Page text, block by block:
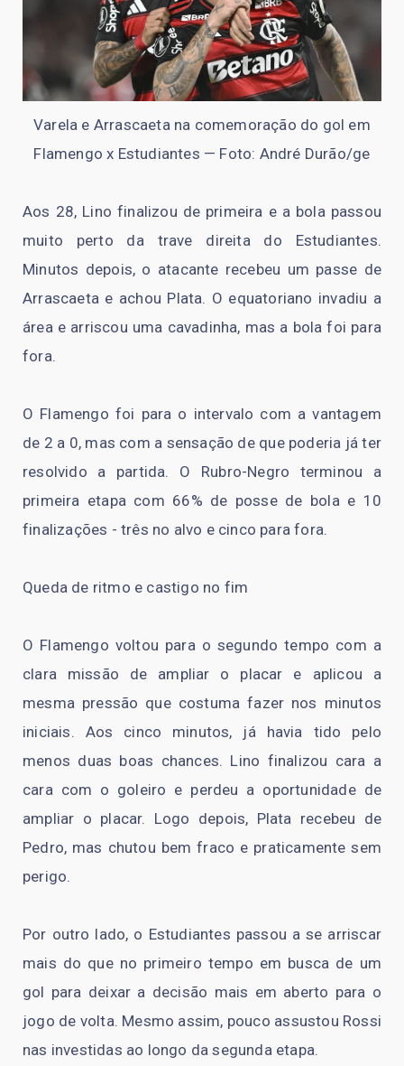
Varela e Arrascaeta na comemoração do gol em
Flamengo x Estudiantes — Foto: André Durão/ge
Aos 28, Lino finalizou de primeira e a bola passou
muito perto da trave direita do Estudiantes.
Minutos depois, o atacante recebeu um passe de
Arrascaeta e achou Plata. O equatoriano invadiu a
área e arriscou uma cavadinha, mas a bola foi para
fora.
O Flamengo foi para o intervalo com a vantagem
de 2 a 0, mas com a sensação de que poderia já ter
resolvido a partida. O Rubro-Negro terminou a
primeira etapa com 66% de posse de bola e 10
finalizações - três no alvo e cinco para fora.
Queda de ritmo e castigo no fim
O Flamengo voltou para o segundo tempo com a
clara missão de ampliar o placar e aplicou a
mesma pressão que costuma fazer nos minutos
iniciais. Aos cinco minutos, já havia tido pelo
menos duas boas chances. Lino finalizou cara a
cara com o goleiro e perdeu a oportunidade de
ampliar o placar. Logo depois, Plata recebeu de
Pedro, mas chutou bem fraco e praticamente sem
perigo.
Por outro lado, o Estudiantes passou a se arriscar
mais do que no primeiro tempo em busca de um
gol para deixar a decisão mais em aberto para o
jogo de volta. Mesmo assim, pouco assustou Rossi
nas investidas ao longo da segunda etapa.